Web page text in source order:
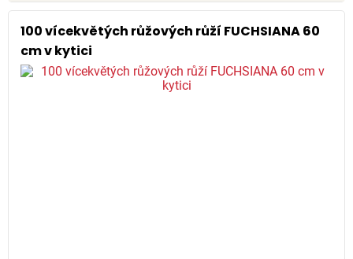
100 vícekvětých růžových růží FUCHSIANA 60
cm v kytici